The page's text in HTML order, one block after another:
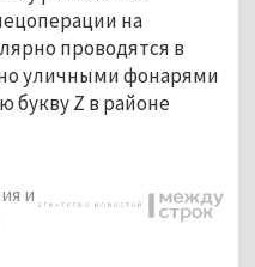
на
проводятся в
уличными фонарями
букву Z в районе
и